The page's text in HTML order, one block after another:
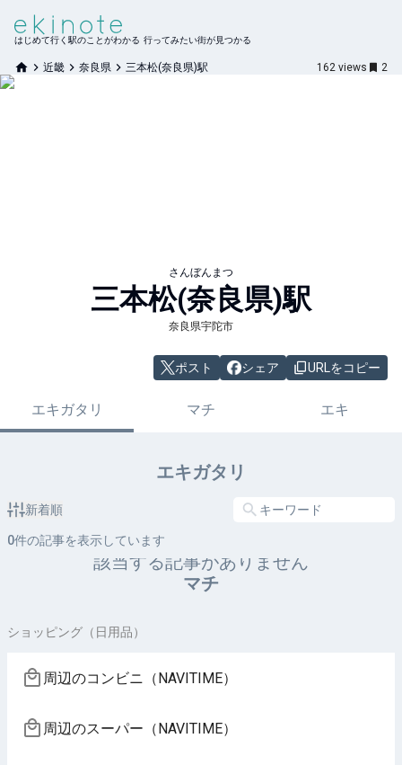
はじめて行く駅のことがわかる 行ってみたい街が見つかる
近畿 奈良県 三本松(奈良県)駅 162 views 2
さんぼんまつ
三本松(奈良県)駅
奈良県宇陀市
ポスト シェア URLをコピー
エキガタリ マチ エキ
エキガタリ
新着順
0件の記事を表示しています
該当する記事がありません
マチ
ショッピング（日用品）
周辺のコンビニ（NAVITIME）
周辺のスーパー（NAVITIME）